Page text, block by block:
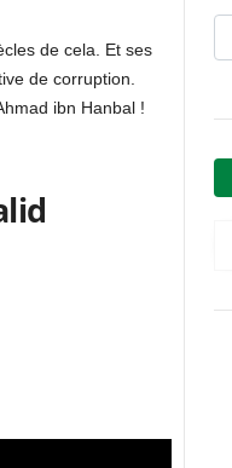
de cela. Et ses
de corruption.
ibn Hanbal !